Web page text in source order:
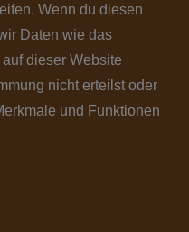
Wenn du diesen
Daten wie das
dieser Website
nicht erteilst oder
und Funktionen